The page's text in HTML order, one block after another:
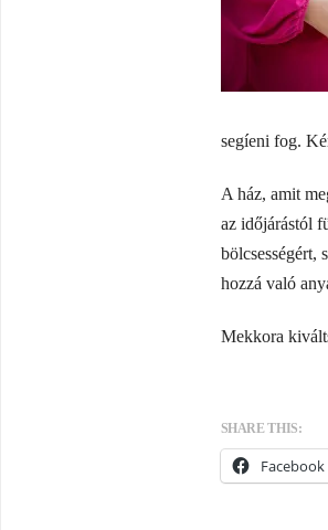
segíeni fog.
A ház, amit
az időjárástól
bölcsességért,
hozzá való
Mekkora
SHARE THIS:
Facebook